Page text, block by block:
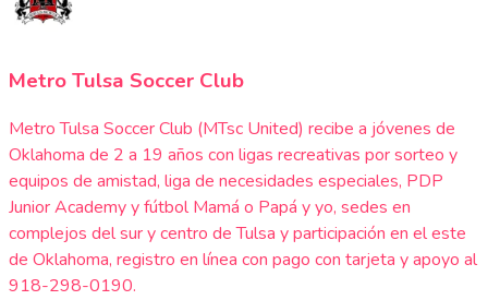
Metro Tulsa Soccer Club
Metro Tulsa Soccer Club (MTsc United) recibe a jóvenes de
Oklahoma de 2 a 19 años con ligas recreativas por sorteo y
equipos de amistad, liga de necesidades especiales, PDP
Junior Academy y fútbol Mamá o Papá y yo, sedes en
complejos del sur y centro de Tulsa y participación en el este
de Oklahoma, registro en línea con pago con tarjeta y apoyo al
918-298-0190.